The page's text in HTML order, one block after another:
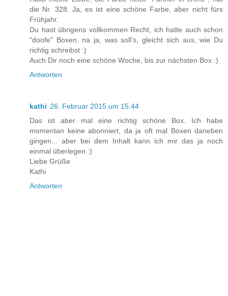
die Nr. 328. Ja, es ist eine schöne Farbe, aber nicht fürs
Frühjahr.
Du hast übrigens vollkommen Recht, ich hatte auch schon
"doofe" Boxen, na ja, was soll's, gleicht sich aus, wie Du
richtig schreibst :)
Auch Dir noch eine schöne Woche, bis zur nächsten Box :)
Antworten
kathi 26. Februar 2015 um 15:44
Das ist aber mal eine richtig schöne Box. Ich habe
momentan keine abonniert, da ja oft mal Boxen daneben
gingen... aber bei dem Inhalt kann ich mir das ja noch
einmal überlegen :)
Liebe Grüße
Kathi
Antworten